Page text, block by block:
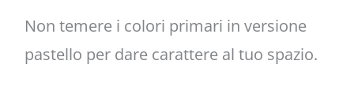
Non temere i colori primari in versione
pastello per dare carattere al tuo spazio.